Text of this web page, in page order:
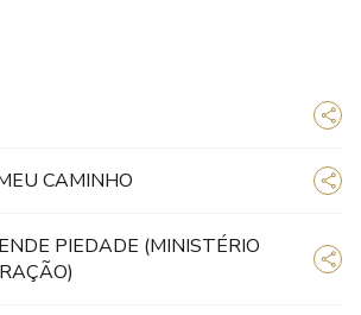
CAMINHO
PIEDADE (MINISTÉRIO